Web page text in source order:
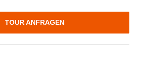
TOUR ANFRAGEN